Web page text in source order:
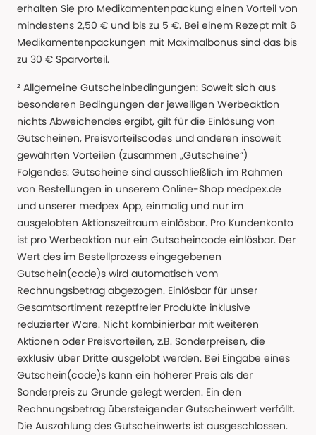
erhalten Sie pro Medikamentenpackung einen Vorteil von
mindestens 2,50 € und bis zu 5 €. Bei einem Rezept mit 6
Medikamentenpackungen mit Maximalbonus sind das bis
zu 30 € Sparvorteil.
² Allgemeine Gutscheinbedingungen: Soweit sich aus
besonderen Bedingungen der jeweiligen Werbeaktion
nichts Abweichendes ergibt, gilt für die Einlösung von
Gutscheinen, Preisvorteilscodes und anderen insoweit
gewährten Vorteilen (zusammen „Gutscheine“)
Folgendes: Gutscheine sind ausschließlich im Rahmen
von Bestellungen in unserem Online-Shop medpex.de
und unserer medpex App, einmalig und nur im
ausgelobten Aktionszeitraum einlösbar. Pro Kundenkonto
ist pro Werbeaktion nur ein Gutscheincode einlösbar. Der
Wert des im Bestellprozess eingegebenen
Gutschein(code)s wird automatisch vom
Rechnungsbetrag abgezogen. Einlösbar für unser
Gesamtsortiment rezeptfreier Produkte inklusive
reduzierter Ware. Nicht kombinierbar mit weiteren
Aktionen oder Preisvorteilen, z.B. Sonderpreisen, die
exklusiv über Dritte ausgelobt werden. Bei Eingabe eines
Gutschein(code)s kann ein höherer Preis als der
Sonderpreis zu Grunde gelegt werden. Ein den
Rechnungsbetrag übersteigender Gutscheinwert verfällt.
Die Auszahlung des Gutscheinwerts ist ausgeschlossen.